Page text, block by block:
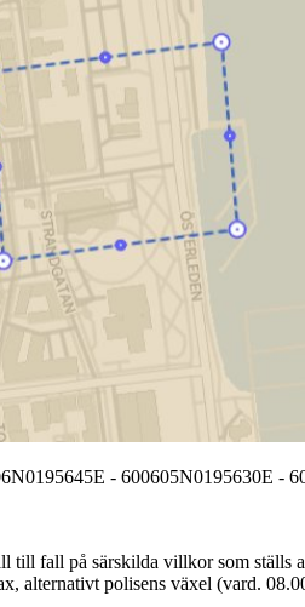
- 600605N0195630E -
till fall på särskilda villkor som ställs
alternativt polisens växel (vard.